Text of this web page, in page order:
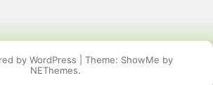
by WordPress
Theme: ShowMe by
NEThemes.